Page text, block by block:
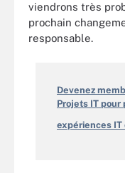
viendrons très
prochain
responsable.
Devenez
Projets IT
expériences IT